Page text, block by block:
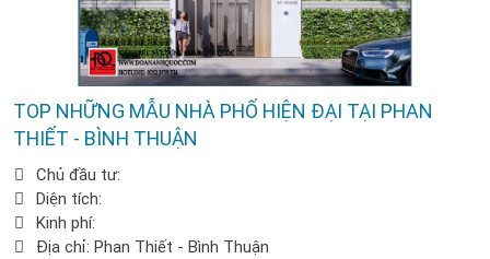
TOP NHỮNG MẪU NHÀ PHỐ HIỆN ĐẠI TẠI PHAN
THIẾT - BÌNH THUẬN
Chủ đầu tư:
Diện tích:
Kinh phí:
Địa chỉ: Phan Thiết - Bình Thuận